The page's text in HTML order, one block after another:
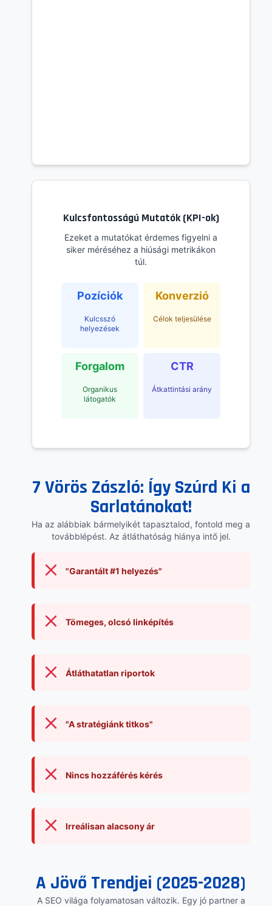
Kulcsfontosságú Mutatók (KPI-ok)
Ezeket a mutatókat érdemes figyelni a
siker méréséhez a hiúsági metrikákon
túl.
Pozíciók
Kulcsszó
helyezések
Konverzió
Célok teljesülése
Forgalom
Organikus
látogatók
CTR
Átkattintási arány
7 Vörös Zászló: Így Szúrd Ki a
Sarlatánokat!
Ha az alábbiak bármelyikét tapasztalod, fontold meg a
továbblépést. Az átláthatóság hiánya intő jel.
"Garantált #1 helyezés"
Tömeges, olcsó linképítés
Átláthatatlan riportok
"A stratégiánk titkos"
Nincs hozzáférés kérés
Irreálisan alacsony ár
A Jövő Trendjei (2025-2028)
A SEO világa folyamatosan változik. Egy jó partner a